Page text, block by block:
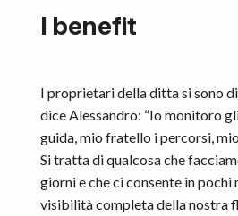
I benefit
I proprietari della ditta si sono
dice Alessandro: “Io monitoro
guida, mio fratello i percorsi,
Si tratta di qualcosa che
giorni e che ci consente in pochi
visibilità completa della nostra